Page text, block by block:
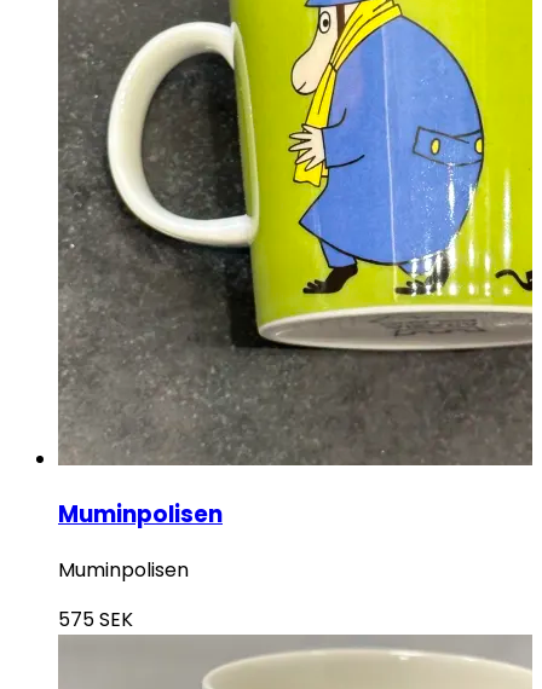
Muminpolisen
Muminpolisen
575SEK